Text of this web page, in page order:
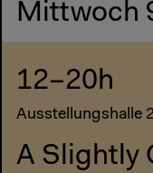
Mittwoch
12–20h
Ausstellungshalle
A Slightly